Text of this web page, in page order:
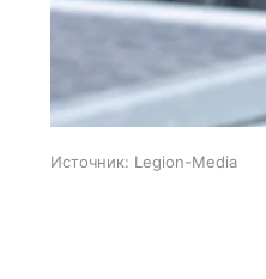
Источник: Legion-Media